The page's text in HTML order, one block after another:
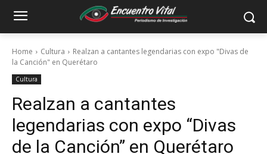
Home Cultura
Realzan a cantantes legendarias con expo "Divas de
la Canción" en Querétaro
Cultura
Realzan a cantantes
legendarias con expo “Divas
de la Canción” en Querétaro